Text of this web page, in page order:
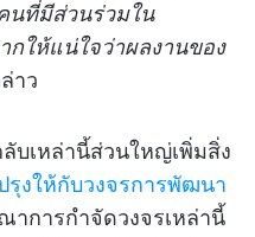
นที่มีส่วนร่วมใน
กให้แน่ใจว่าผลงานของ
าว
บเหล่านี้ส่วนใหญ่เพิ่มสิ่ง
รุงให้กับวงจรการพัฒนา
าการกำจัดวงจรเหล่านี้